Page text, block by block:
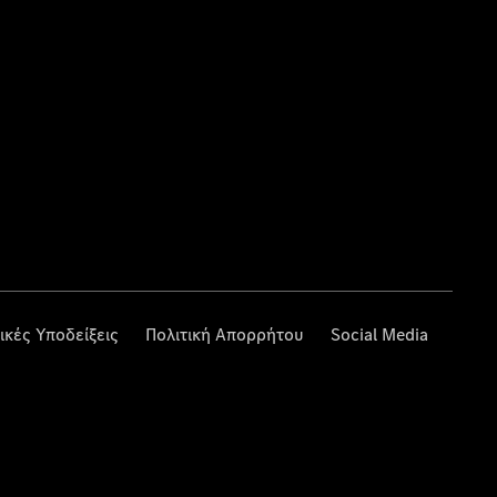
Υποδείξεις Πολιτική Απορρήτου Social Media